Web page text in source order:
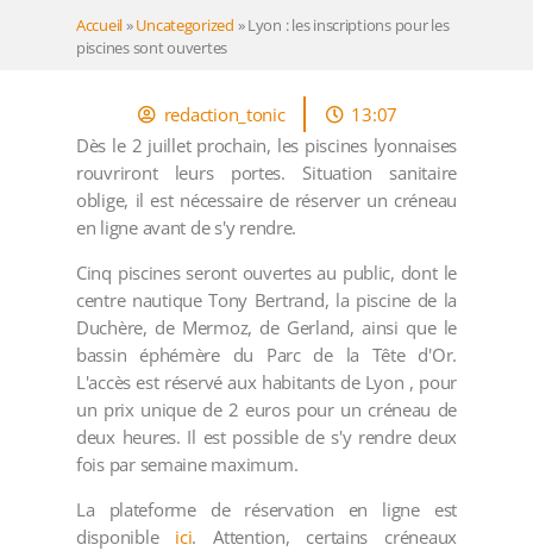
Accueil»Uncategorized »Lyon : les inscriptions pour les
piscines sont ouvertes
redaction_tonic
13:07
Dès le 2 juillet prochain, les piscines lyonnaises
rouvriront leurs portes. Situation sanitaire
oblige, il est nécessaire de réserver un créneau
en ligne avant de s'y rendre.
Cinq piscines seront ouvertes au public, dont le
centre nautique Tony Bertrand, la piscine de la
Duchère, de Mermoz, de Gerland, ainsi que le
bassin éphémère du Parc de la Tête d'Or.
L'accès est réservé aux habitants de Lyon , pour
un prix unique de 2 euros pour un créneau de
deux heures. Il est possible de s'y rendre deux
fois par semaine maximum.
La plateforme de réservation en ligne est
disponible ici. Attention, certains créneaux